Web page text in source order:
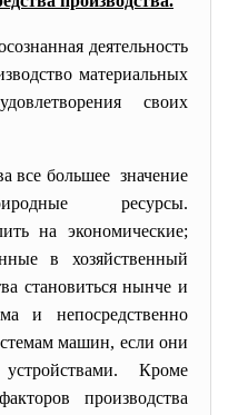
деятельность
материальных
своих
все большее значение
ресурсы.
на экономические;
в хозяйственный
становиться нынче и
и непосредственно
машин, если они
Кроме
производства